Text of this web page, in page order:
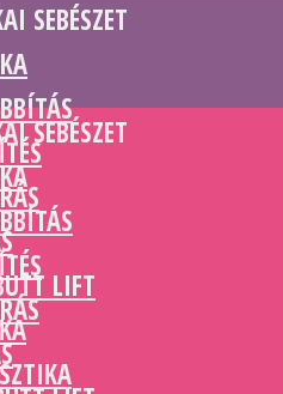
SEBÉSZET
LIFT
SEBÉSZET